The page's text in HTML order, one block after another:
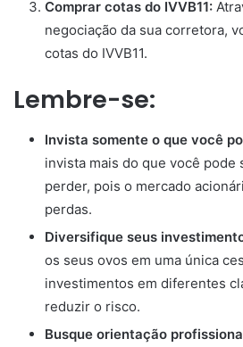
Comprar cotas do IVVB11:
negociação da sua corretora,
cotas do IVVB11.
Lembre-se:
Invista somente o que você
invista mais do que você pode
perder, pois o mercado
perdas.
Diversifique seus
os seus ovos em uma única
investimentos em diferentes
reduzir o risco.
Busque orientação